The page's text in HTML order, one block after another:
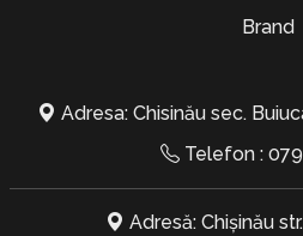
Brand
Adresa: Chisinău sec.
Telefon :
Adresă: Chișinău